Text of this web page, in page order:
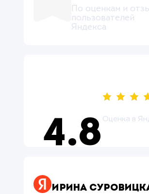
По оценкам и
пользователей
Яндекса
4.8 Оценка в
Ирина